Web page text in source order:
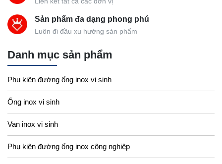
Sản phẩm đa dạng phong phú
Luôn đi đầu xu hướng sản phẩm
Danh mục sản phẩm
Phụ kiện đường ống inox vi sinh
Ống inox vi sinh
Van inox vi sinh
Phụ kiện đường ống inox công nghiệp